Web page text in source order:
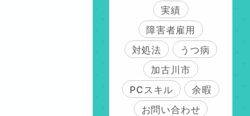
実績
障害者雇用
対処法
うつ病
加古川市
PCスキル
余暇
お問い合わせ